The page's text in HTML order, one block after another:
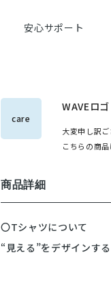
安心サポート
care
WAVEロ
大変申し訳ご
こちらの商
商品詳細
〇Tシャツについて
“見える”をデザインす